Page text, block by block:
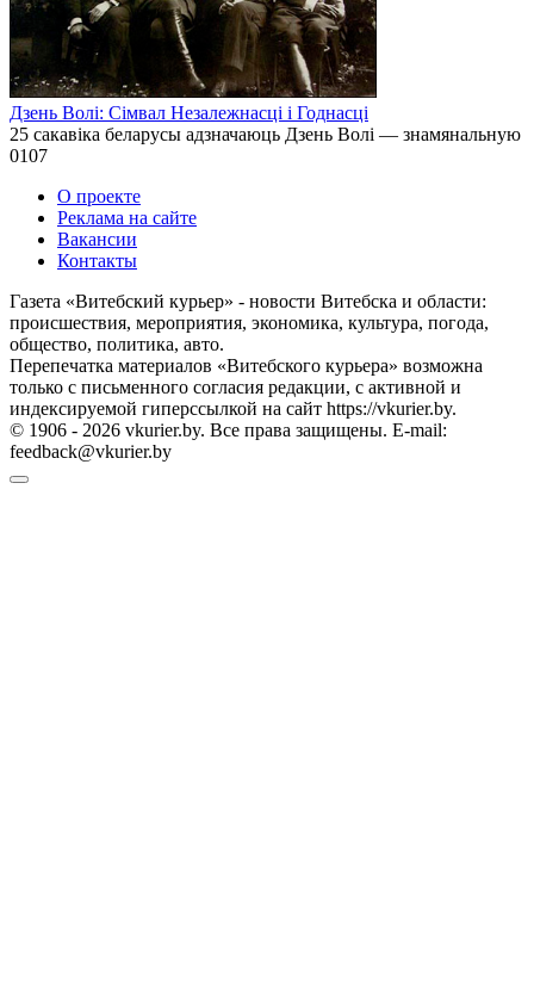
Дзень Волі: Сімвал Незалежнасці і Годнасці
25 сакавіка беларусы адзначаюць Дзень Волі — знамянальную
0107
О проекте
Реклама на сайте
Вакансии
Контакты
Газета «Витебский курьер» - новости Витебска и области:
происшествия, мероприятия, экономика, культура, погода,
общество, политика, авто.
Перепечатка материалов «Витебского курьера» возможна
только с письменного согласия редакции, с активной и
индексируемой гиперссылкой на сайт https://vkurier.by.
© 1906 - 2026 vkurier.by. Все права защищены. E-mail:
feedback@vkurier.by